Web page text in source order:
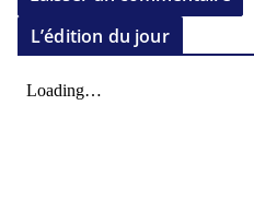
L’édition du jour